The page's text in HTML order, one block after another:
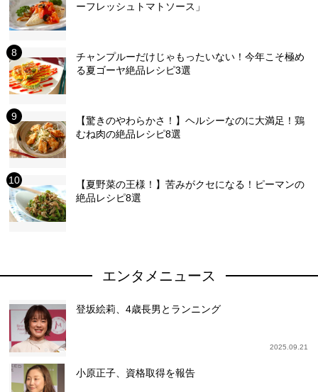
ーフレッシュトマトソース」
チャンプルーだけじゃもったいない！今年こそ極め
る夏ゴーヤ絶品レシピ3選
【驚きのやわらかさ！】ヘルシーなのに大満足！鶏
むね肉の絶品レシピ8選
【夏野菜の王様！】苦みがクセになる！ピーマンの
絶品レシピ8選
エンタメニュース
登坂絵莉、4歳長男とランニング
2025.09.21
小原正子、資格取得を報告